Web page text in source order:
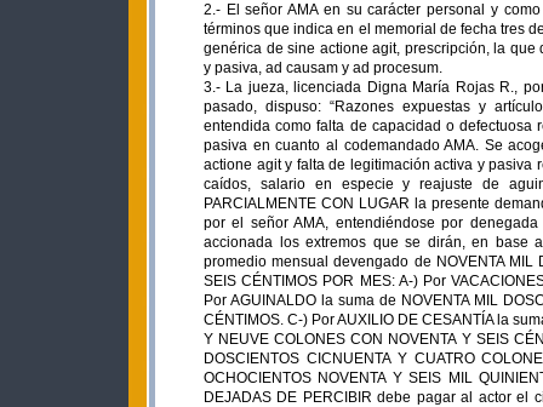
2.- El señor AMA en su carácter personal y
términos que indica en el memorial de fecha tres
genérica de sine actione agit, prescripción, la
y pasiva, ad causam y ad procesum.
3.- La jueza, licenciada Digna María Rojas R.,
pasado, dispuso: “Razones expuestas y
entendida como falta de capacidad o
pasiva en cuanto al codemandado AMA. Se
actione agit y falta de legitimación activa y pasiva
caídos, salario en especie y reajuste de
PARCIALMENTE CON LUGAR la presente
por el señor AMA, entendiéndose por
accionada los extremos que se dirán, en base
promedio mensual devengado de NOVENTA MIL
SEIS CÉNTIMOS POR MES: A-) Por
Por AGUINALDO la suma de NOVENTA MIL
CÉNTIMOS. C-) Por AUXILIO DE CESANTÍA la
Y NEUVE COLONES CON NOVENTA Y SEIS
DOSCIENTOS CICNUENTA Y CUATRO
OCHOCIENTOS NOVENTA Y SEIS MIL
DEJADAS DE PERCIBIR debe pagar al actor